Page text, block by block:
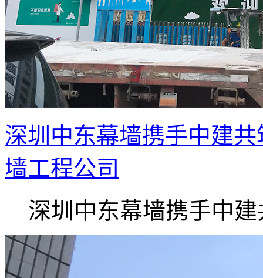
深圳中东幕墙携手中建
墙工程公司
深圳中东幕墙携手中建